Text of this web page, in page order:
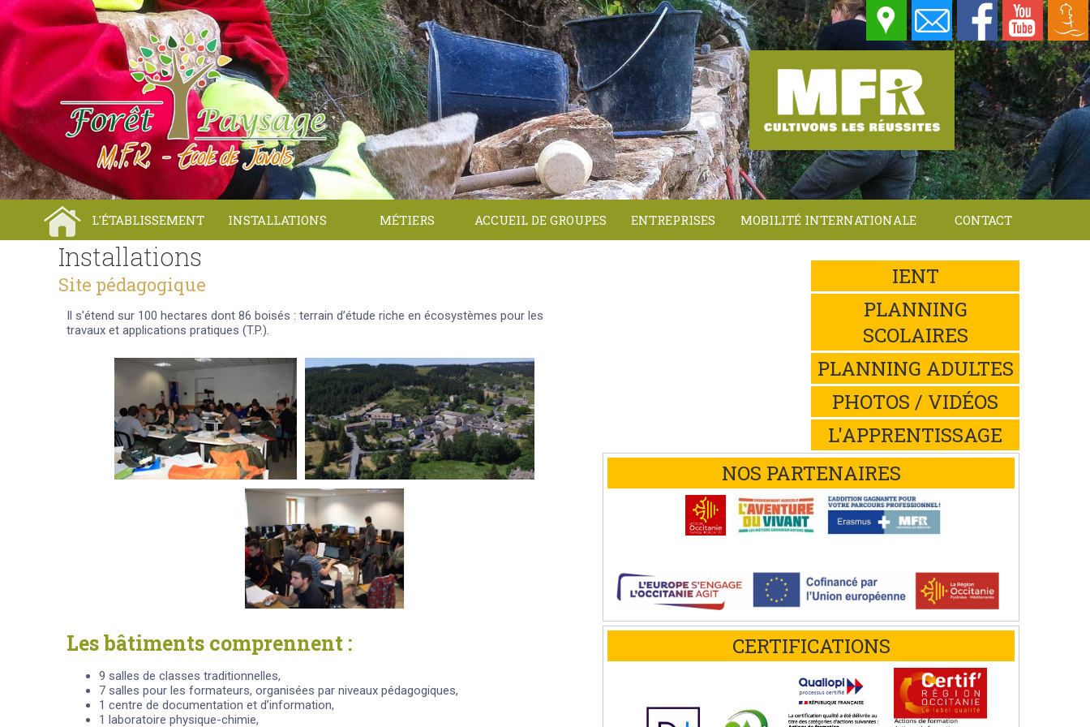
L'ÉTABLISSEMENT INSTALLATIONS MÉTIERS ACCUEIL DE GROUPES ENTREPRISES MOBILITÉ INTERNATIONALE CONTACT
Installations
Site pédagogique
Il s'étend sur 100 hectares dont 86 boisés : terrain d’étude riche en écosystèmes pour les
travaux et applications pratiques (T.P.).
Les bâtiments comprennent :
9 salles de classes traditionnelles,
7 salles pour les formateurs, organisées par niveaux pédagogiques,
1 centre de documentation et d’information,
1 laboratoire physique-chimie,
IENT
PLANNING
SCOLAIRES
PLANNING ADULTES
PHOTOS / VIDÉOS
L'APPRENTISSAGE
NOS PARTENAIRES
CERTIFICATIONS